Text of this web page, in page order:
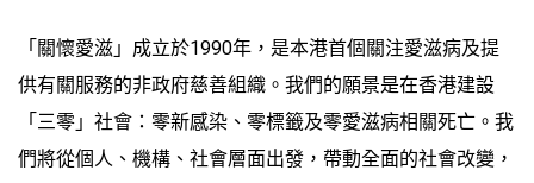
「關懷愛滋」成立於1990年，是本港首個關注愛滋病及提
供有關服務的非政府慈善組織。我們的願景是在香港建設
「三零」社會：零新感染、零標籤及零愛滋病相關死亡。我
們將從個人、機構、社會層面出發，帶動全面的社會改變，